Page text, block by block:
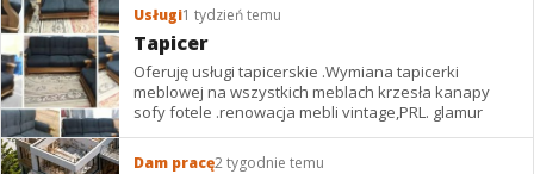
Usługi1 tydzień temu
Tapicer
Oferuję usługi tapicerskie .Wymiana tapicerki
meblowej na wszystkich meblach krzesła kanapy
sofy fotele .renowacja mebli vintage,PRL. glamur
Dam pracę2 tygodnie temu